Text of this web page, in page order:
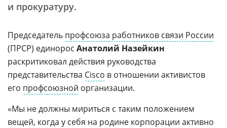
и прокуратуру.
Председатель профсоюза работников связи России
(ПРСР) единорос Анатолий Назейкин
раскритиковал действия руководства
представительства Cisco в отношении активистов
его профсоюзной организации.
«Мы не должны мириться с таким положением
вещей, когда у себя на родине корпорации активно